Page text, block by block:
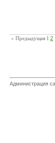
« Предыдущая 1 2
Администрация